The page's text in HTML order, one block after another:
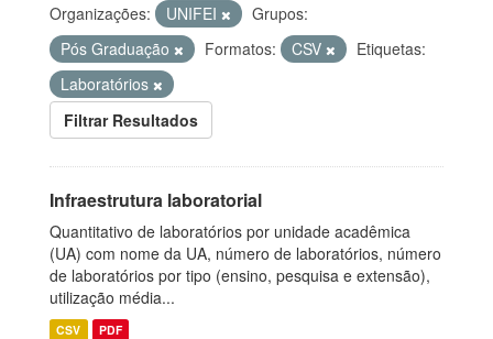
Organizações: UNIFEI
Grupos:
Pós Graduação
Formatos: CSV
Etiquetas:
Laboratórios
Filtrar Resultados
Infraestrutura laboratorial
Quantitativo de laboratórios por unidade acadêmica
(UA) com nome da UA, número de laboratórios, número
de laboratórios por tipo (ensino, pesquisa e extensão),
utilização média...
CSV PDF